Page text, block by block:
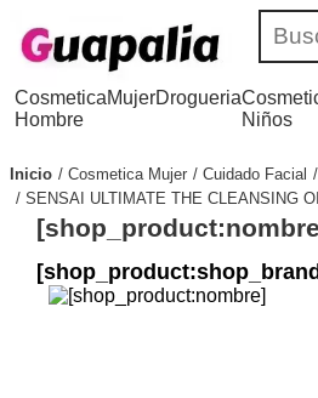
Cosmetica
Hombre
MujerDrogueria
Niños
Inicio Cosmetica Mujer Cuidado Facial
SENSAI ULTIMATE THE CLEANSING